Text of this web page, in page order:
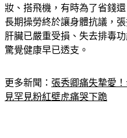
妝、搭飛機，有時為了省錢
長期操勞終於讓身體抗議，
肝臟已嚴重受損、失去排毒
驚覺健康早已透支。
更多新聞： 張秀卿痛失摯愛
見罕見粉紅壁虎痛哭下跪